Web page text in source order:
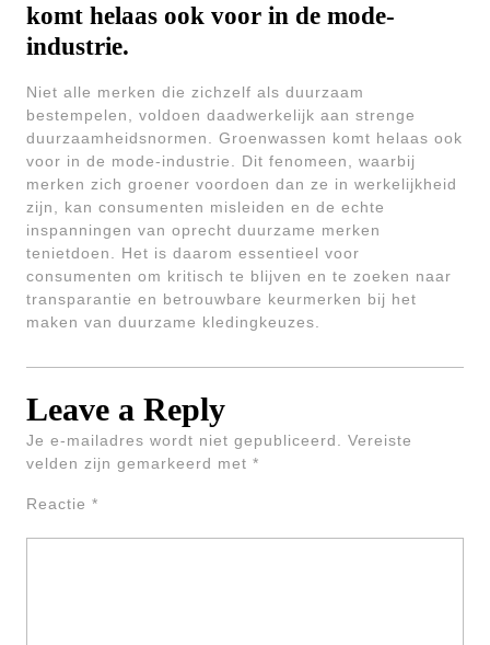
komt helaas ook voor in de mode-
industrie.
Niet alle merken die zichzelf als duurzaam
bestempelen, voldoen daadwerkelijk aan strenge
duurzaamheidsnormen. Groenwassen komt helaas ook
voor in de mode-industrie. Dit fenomeen, waarbij
merken zich groener voordoen dan ze in werkelijkheid
zijn, kan consumenten misleiden en de echte
inspanningen van oprecht duurzame merken
tenietdoen. Het is daarom essentieel voor
consumenten om kritisch te blijven en te zoeken naar
transparantie en betrouwbare keurmerken bij het
maken van duurzame kledingkeuzes.
Leave a Reply
Je e-mailadres wordt niet gepubliceerd.
Vereiste
velden zijn gemarkeerd met *
Reactie *